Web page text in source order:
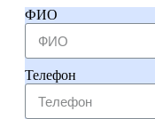
ФИО
Телефон